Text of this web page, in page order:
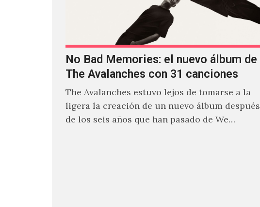
No Bad Memories: el nuevo álbum de
The Avalanches con 31 canciones
The Avalanches estuvo lejos de tomarse a la
ligera la creación de un nuevo álbum después
de los seis años que han pasado de We…